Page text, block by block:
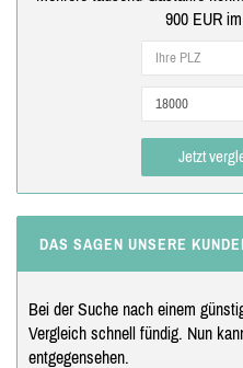
900 EUR
Jetzt
DAS SAGEN UNSERE
Bei der Suche nach einem
Vergleich schnell fündig. Nun
entgegensehen.